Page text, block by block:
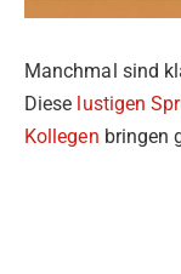
Manchmal sind
Diese lustigen
Kollegen bringen